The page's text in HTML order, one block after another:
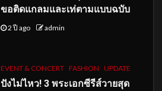
ขอติดแกลมและเท่ตามแบบฉบับ
2 ปี ago admin
EVENT & CONCERT FASHION UPDATE
ปังไม่ไหว! 3 พระเอกซีรีส์วายสุด